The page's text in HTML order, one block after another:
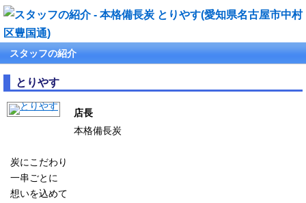
スタッフの紹介
とりやす
店長
本格備長炭
炭にこだわり
一串ごとに
想いを込めて